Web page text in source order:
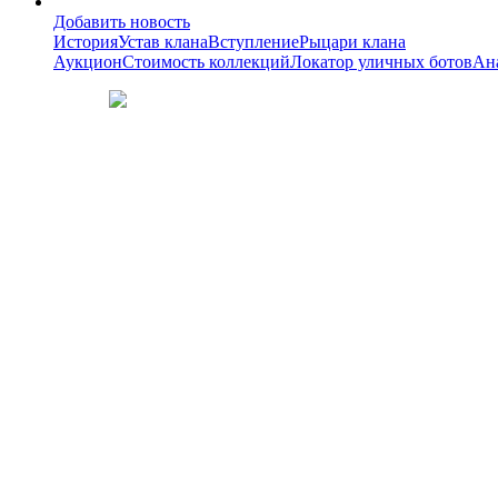
Добавить новость
ИсторияУстав кланаВступлениеРыцари клана
АукционСтоимость коллекцийЛокатор уличных ботов